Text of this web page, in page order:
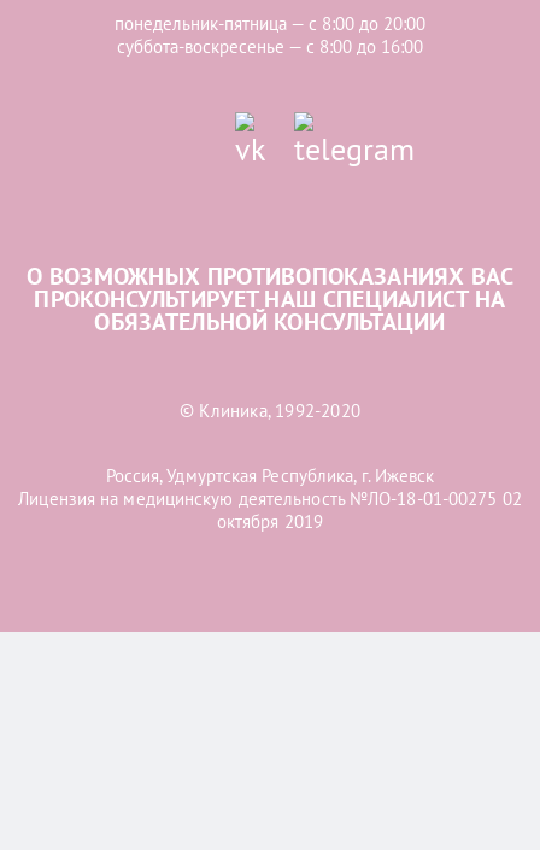
понедельник-пятница — с 8:00 до 20:00
суббота-воскресенье — с 8:00 до 16:00
О ВОЗМОЖНЫХ ПРОТИВОПОКАЗАНИЯХ ВАС
ПРОКОНСУЛЬТИРУЕТ НАШ СПЕЦИАЛИСТ НА
ОБЯЗАТЕЛЬНОЙ КОНСУЛЬТАЦИИ
© Клиника, 1992-2020
Россия, Удмуртская Республика, г. Ижевск
Лицензия на медицинскую деятельность №ЛО-18-01-00275 02
октября 2019